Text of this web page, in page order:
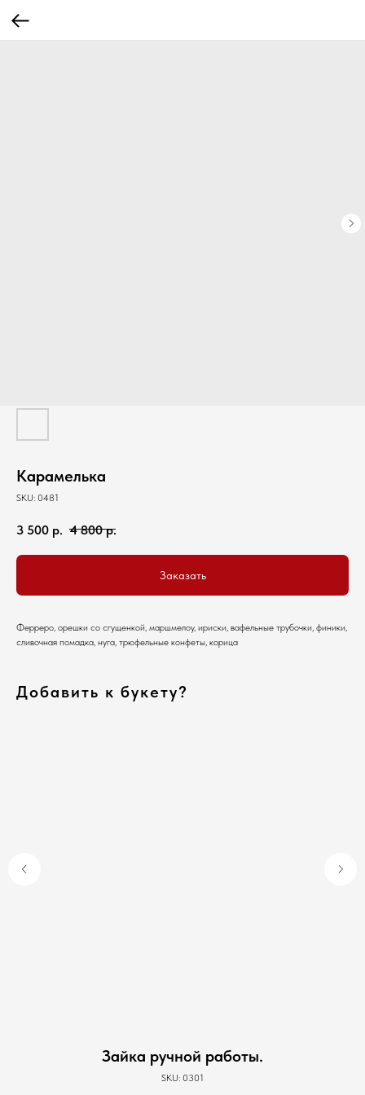
Карамелька
SKU: 0481
3 500 р. 4 800 р.
Заказать
Ферреро, орешки со сгущенкой, маршмелоу, ириски, вафельные трубочки, финики,
сливочная помадка, нуга, трюфельные конфеты, корица
Добавить к букету?
Зайка ручной работы.
SKU: 0301